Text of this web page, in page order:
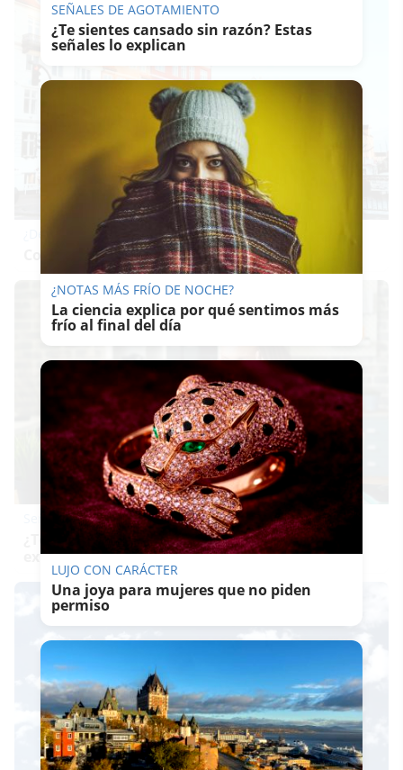
¿De verdad hacen esto?
Costumbres que rompen todos los esquemas
Señales de agotamiento
¿Te sientes cansado sin razón? Estas señales lo
explican
SEÑALES DE AGOTAMIENTO
¿Te sientes cansado sin razón? Estas
señales lo explican
¿NOTAS MÁS FRÍO DE NOCHE?
La ciencia explica por qué sentimos más
frío al final del día
LUJO CON CARÁCTER
Una joya para mujeres que no piden
permiso